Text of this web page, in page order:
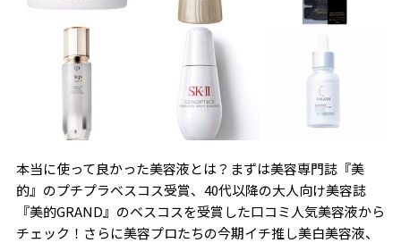
本当に使って良かった美容液とは？まずは美容専門誌『美
的』のプチプラベスコス受賞、40代以降の大人向け美容誌
『美的GRAND』のベスコスを受賞した口コミ人気美容液から
チェック！さらに美容プロたちの今期イチ推し美白美容液、